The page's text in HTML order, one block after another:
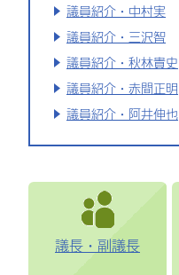
議員紹介・中村実
議員紹介・三沢智
議員紹介・秋林貴史
議員紹介・赤間正明
議員紹介・阿井伸也
議長・副議長